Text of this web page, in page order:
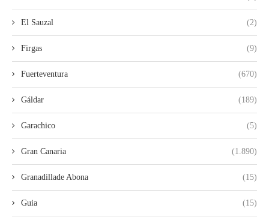
El Sauzal (2)
Firgas (9)
Fuerteventura (670)
Gáldar (189)
Garachico (5)
Gran Canaria (1.890)
Granadillade Abona (15)
Guia (15)